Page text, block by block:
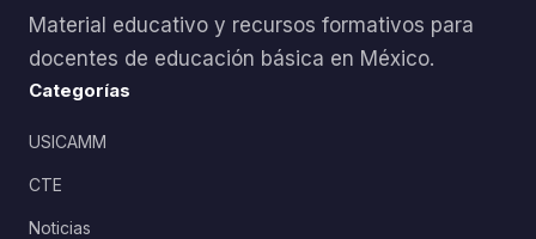
Material educativo y recursos formativos para
docentes de educación básica en México.
Categorías
USICAMM
CTE
Noticias